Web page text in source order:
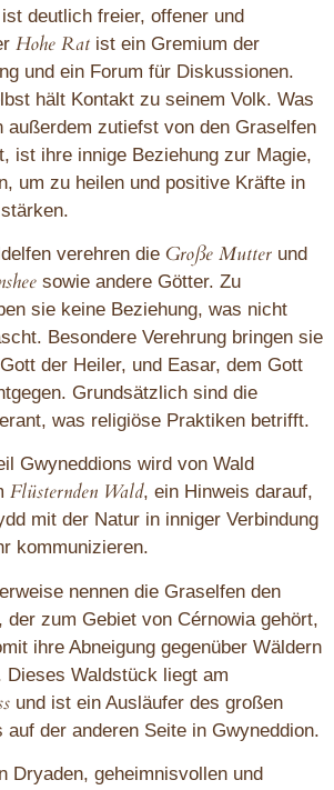
deutlich freier, offener und
Hohe Rat ist ein Gremium der
und ein Forum für Diskussionen.
hält Kontakt zu seinem Volk. Was
außerdem zutiefst von den Graselfen
ist ihre innige Beziehung zur Magie,
um zu heilen und positive Kräfte in
verehren die Große Mutter und
sowie andere Götter. Zu
sie keine Beziehung, was nicht
Besondere Verehrung bringen sie
der Heiler, und Easar, dem Gott
Grundsätzlich sind die
was religiöse Praktiken betrifft.
Gwyneddions wird von Wald
Flüsternden Wald, ein Hinweis darauf,
mit der Natur in inniger Verbindung
kommunizieren.
nennen die Graselfen den
der zum Gebiet von Cérnowia gehört,
ihre Abneigung gegenüber Wäldern
Dieses Waldstück liegt am
und ist ein Ausläufer des großen
auf der anderen Seite in Gwyneddion.
Dryaden, geheimnisvollen und